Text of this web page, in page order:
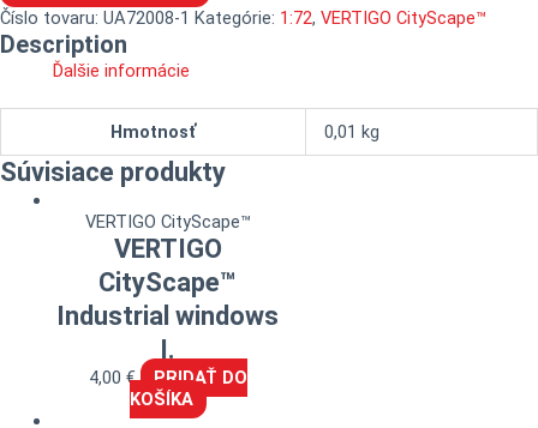
Číslo tovaru: UA72008-1 Kategórie: 1:72, VERTIGO CityScape™
Description
Ďalšie informácie
Hmotnosť 0,01 kg
Súvisiace produkty
VERTIGO CityScape™
VERTIGO
CityScape™
Industrial windows
I.
4,00 €
PRIDAŤ DO
KOŠÍKA